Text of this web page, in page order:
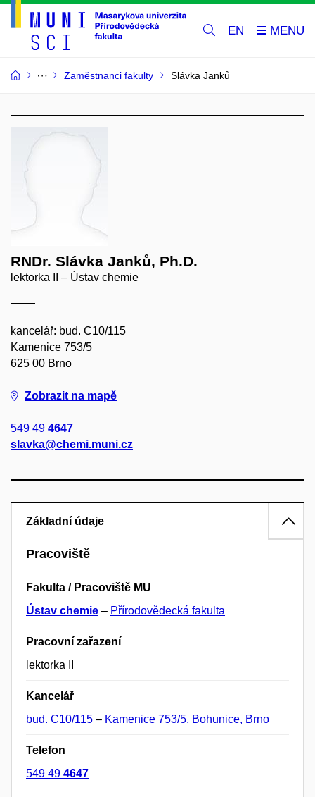
EN
Zaměstnanci fakulty Slávka Janků
RNDr. Slávka Janků, Ph.D.
lektorka II – Ústav chemie
kancelář: bud. C10/115
Kamenice 753/5
625 00 Brno
Zobrazit na mapě
549 49 4647
slavka@chemi.muni.cz
Základní údaje
Pracoviště
Fakulta / Pracoviště MU
Ústav chemie – Přírodovědecká fakulta
Pracovní zařazení
lektorka II
Kancelář
bud. C10/115 – Kamenice 753/5, Bohunice, Brno
Telefon
549 49 4647